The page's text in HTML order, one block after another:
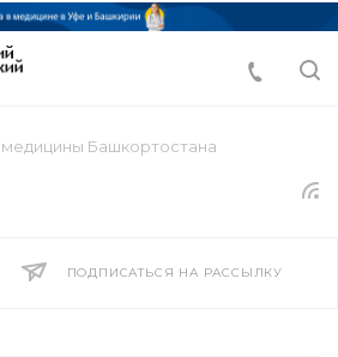
Башкортостана
ПОДПИСАТЬСЯ НА РАССЫЛКУ